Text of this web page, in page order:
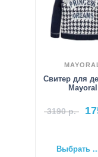
MAYORAL
Свитер для
Mayoral
3190р.
Выбрать